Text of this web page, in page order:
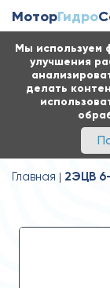
Мы используем
улучшения
делать
МоторГидро
Главная 2ЭЦВ